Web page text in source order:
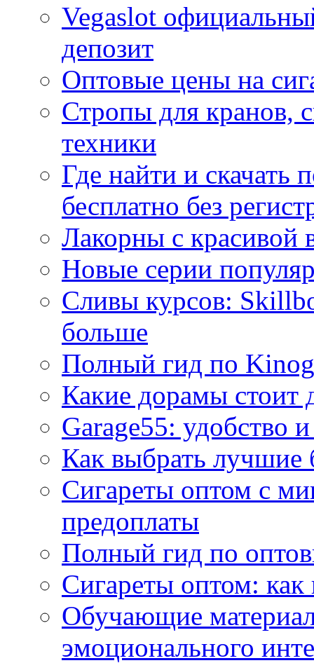
Vegaslot
депозит
Оптовые цены на
Стропы для кранов,
техники
Где найти и
бесплатно без
Лакорны с красивой
Новые серии
Сливы курсов:
больше
Полный гид по
Какие дорамы стоит
Garage55: удобство
Как выбрать
Сигареты оптом с
предоплаты
Полный гид по
Сигареты оптом:
Обучающие
эмоционального